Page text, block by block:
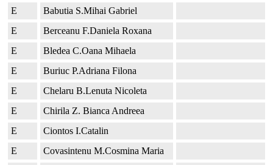
E
Babutia S.Mihai Gabriel
E
Berceanu F.Daniela Roxana
E
Bledea C.Oana Mihaela
E
Buriuc P.Adriana Filona
E
Chelaru B.Lenuta Nicoleta
E
Chirila Z. Bianca Andreea
E
Ciontos I.Catalin
E
Covasintenu M.Cosmina Maria